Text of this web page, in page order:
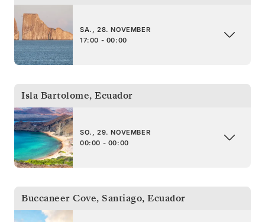
SA., 28. NOVEMBER
17:00 - 00:00
Isla Bartolome, Ecuador
SO., 29. NOVEMBER
00:00 - 00:00
Buccaneer Cove, Santiago, Ecuador